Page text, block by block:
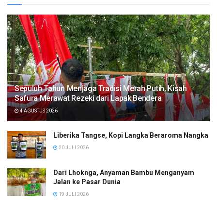
Sepuluh Tahun Menjaga Tradisi Merah Putih, Kisah
Safura Merawat Rezeki dari Lapak Bendera
4 AGUSTUS 2026
Liberika Tangse, Kopi Langka Beraroma Nangka
20 JULI 2026
Dari Lhoknga, Anyaman Bambu Menganyam
Jalan ke Pasar Dunia
19 JULI 2026